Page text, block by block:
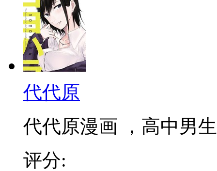
代代原
代代原漫画 ，高中男
评分: